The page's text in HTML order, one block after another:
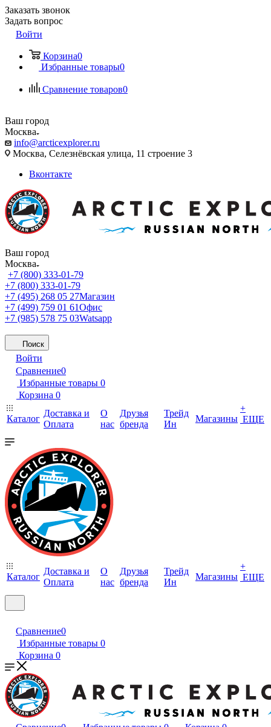
Заказать звонок
Задать вопрос
Войти
Корзина0
Избранные товары0
Сравнение товаров0
Ваш город
Москва
info@arcticexplorer.ru
Москва, Селезнёвская улица, 11 строение 3
Вконтакте
Ваш город
Москва
+7 (800) 333-01-79
+7 (800) 333-01-79
+7 (495) 268 05 27Магазин
+7 (499) 759 01 61Офис
+7 (985) 578 75 03Watsapp
Поиск
Войти
Сравнение0
Избранные товары 0
Корзина 0
Каталог
Доставка и
Оплата
О
нас
Друзья
бренда
Трейд
Ин
Магазины
+
ЕЩЕ
Каталог
Доставка и
Оплата
О
нас
Друзья
бренда
Трейд
Ин
Магазины
+
ЕЩЕ
Сравнение0
Избранные товары 0
Корзина 0